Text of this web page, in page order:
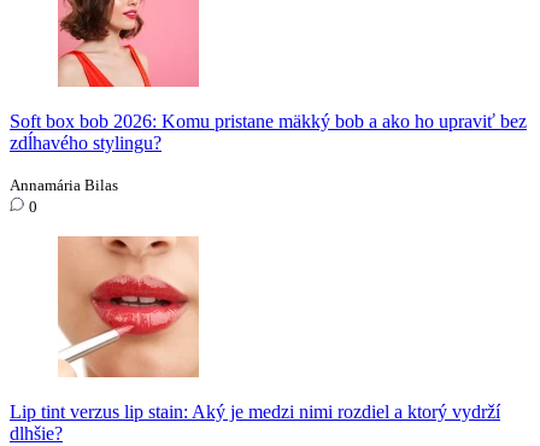
Soft box bob 2026: Komu pristane mäkký bob a ako ho upraviť bez
zdĺhavého stylingu?
Annamária Bilas
0
Lip tint verzus lip stain: Aký je medzi nimi rozdiel a ktorý vydrží
dlhšie?